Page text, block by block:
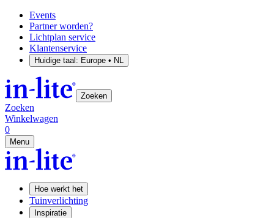
Events
Partner worden?
Lichtplan service
Klantenservice
Huidige taal: Europe • NL
Zoeken
Zoeken
Winkelwagen
0
Menu
Hoe werkt het
Tuinverlichting
Inspiratie